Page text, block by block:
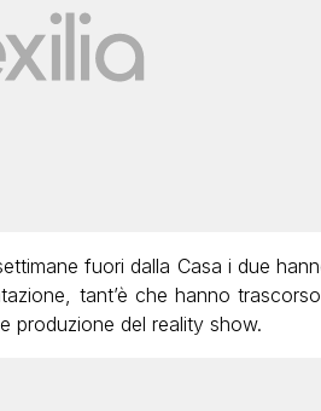
fuori dalla Casa i due
tant’è che hanno
produzione del reality show.